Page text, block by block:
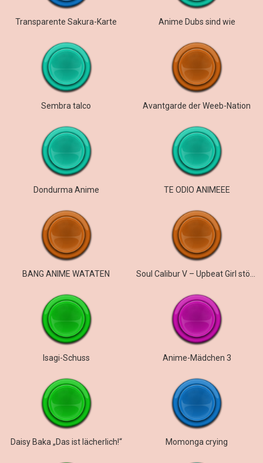
Transparente Sakura-Karte Anime Dubs sind wie
Sembra talco Avantgarde der Weeb-Nation
Dondurma Anime TE ODIO ANIMEEE
BANG ANIME WATATEN
Isagi-Schuss Anime-Mädchen 3
Daisy Baka „Das ist lächerlich!“ Momonga crying